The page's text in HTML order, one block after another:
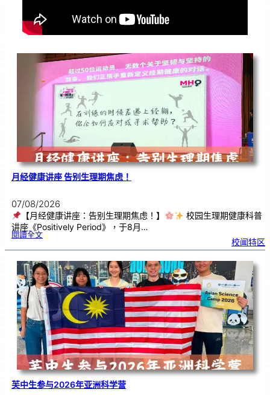
月经健康讲座 告别生理期焦虑！
07/08/2026
【月经健康讲座：告别生理期焦虑！】
校园生理期健康科普
讲座《Positively Period》，于8月…
閱讀全文:月
康
座
告
别
生
理
期
焦
虑
！
校闻特区
芙中生参与2026年亚洲科学营